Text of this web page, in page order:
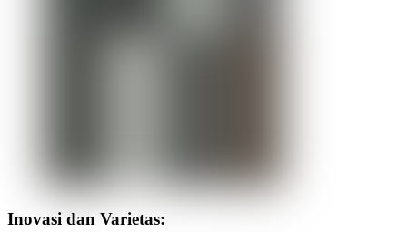
Inovasi dan Varietas: